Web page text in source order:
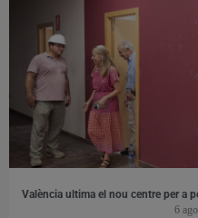
València ultima el nou centre per a
6